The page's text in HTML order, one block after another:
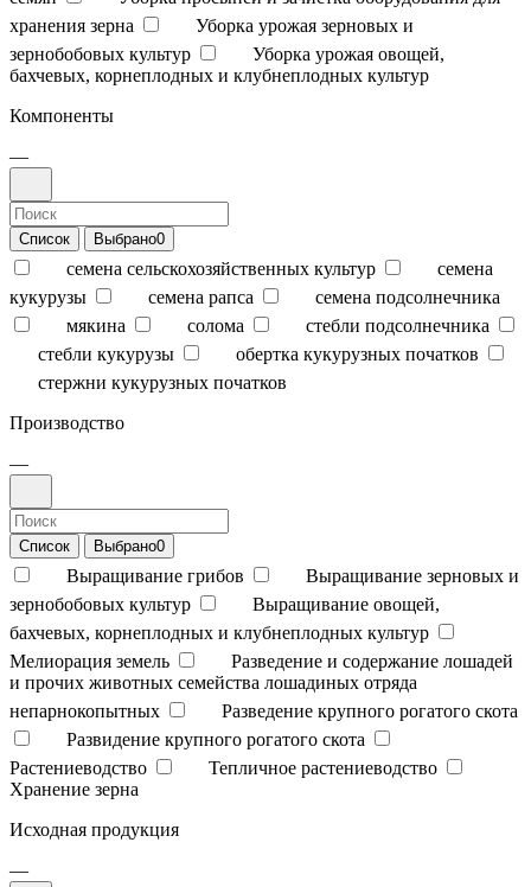
хранения зерна
Уборка урожая зерновых и
зернобобовых культур
Уборка урожая овощей,
бахчевых, корнеплодных и клубнеплодных культур
Компоненты
—
Список Выбрано0
семена сельскохозяйственных культур
семена
кукурузы
семена рапса
семена подсолнечника
мякина
солома
стебли подсолнечника
стебли кукурузы
обертка кукурузных початков
стержни кукурузных початков
Производство
—
Список Выбрано0
Выращивание грибов
Выращивание зерновых и
зернобобовых культур
Выращивание овощей,
бахчевых, корнеплодных и клубнеплодных культур
Мелиорация земель
Разведение и содержание лошадей
и прочих животных семейства лошадиных отряда
непарнокопытных
Разведение крупного рогатого скота
Развидение крупного рогатого скота
Растениеводство
Тепличное растениеводство
Хранение зерна
Исходная продукция
—